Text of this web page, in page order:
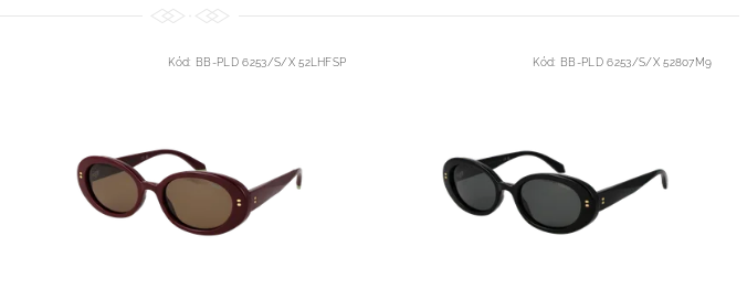
Kód: BB-PLD 6253/S/X 52LHFSP Kód: BB-PLD 6253/S/X 52807M9